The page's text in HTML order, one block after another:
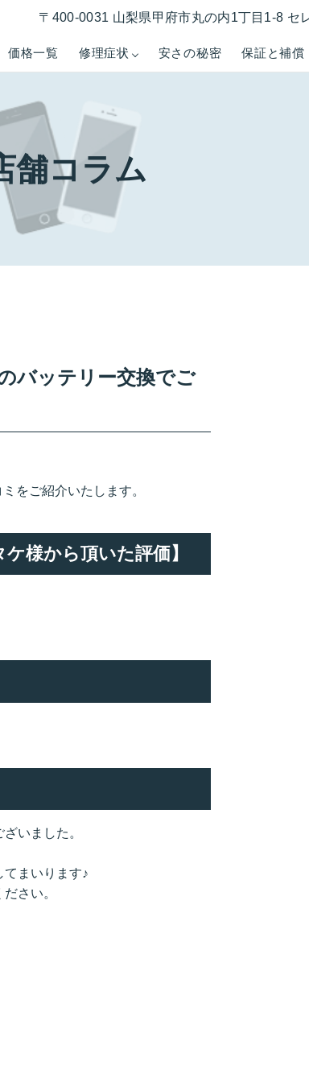
価格一覧 修理症状 安さの秘密 保証と補償
〒400-0031 山梨県甲府市丸の内1丁目1-8 セ
舗コラム
バッテリー交換でご
をご紹介いたします。
様から頂いた評価】
いました。
まいります♪
さい。